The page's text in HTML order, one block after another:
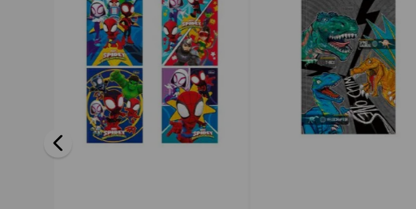
Escreva uma avaliação
ENVIAR AVALIAÇÃO